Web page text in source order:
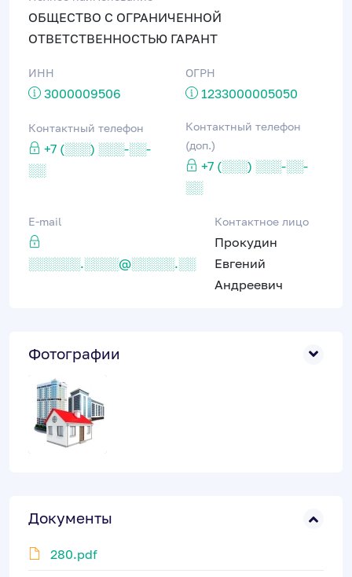
ОБЩЕСТВО С ОГРАНИЧЕННОЙ
ОТВЕТСТВЕННОСТЬЮ ГАРАНТ
ИНН
3000009506
ОГРН
1233000005050
Контактный телефон
+7 (░░░) ░░░-░░-
░░
Контактный телефон
(доп.)
+7 (░░░) ░░░-░░-
░░
E-mail
░░░░░░.░░░░@░░░░░.░░
Контактное лицо
Прокудин
Евгений
Андреевич
Фотографии
Документы
280.pdf